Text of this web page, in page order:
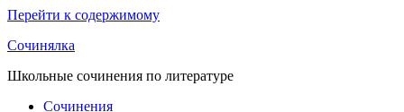
Перейти к содержимому
Сочинялка
Школьные сочинения по литературе
Сочинения